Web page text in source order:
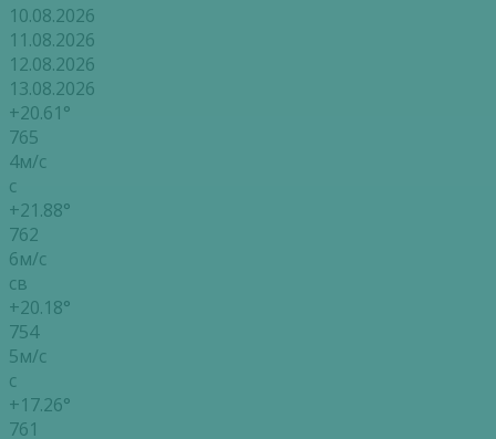
10.08.2026
11.08.2026
12.08.2026
13.08.2026
+20.61°
765
4м/с
с
+21.88°
762
6м/с
св
+20.18°
754
5м/с
с
+17.26°
761